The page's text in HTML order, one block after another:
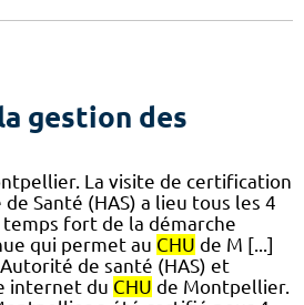
gestion des
La visite de certification
Santé (HAS) a lieu tous les 4
temps fort de la démarche
qui permet au CHU de M [...]
de santé (HAS) et
internet du CHU de Montpellier.